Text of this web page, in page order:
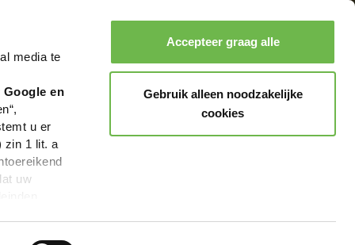
media te
en
u er
zin 1 lit. a
uw
Accepteer graag alle
Gebruik alleen noodzakelijke
cookies
Boeken Menu